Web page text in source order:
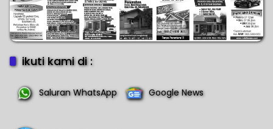
ikuti kami di :
Saluran WhatsApp Google News